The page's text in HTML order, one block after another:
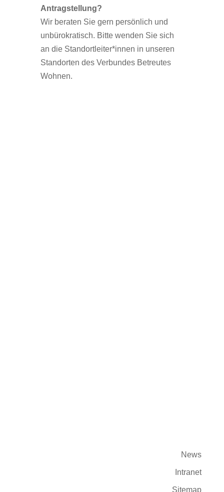
Antragstellung?
Wir beraten Sie gern persönlich und
unbürokratisch. Bitte wenden Sie sich
an die Standortleiter*innen in unseren
Standorten des Verbundes Betreutes
Wohnen.
News
Intranet
Sitemap